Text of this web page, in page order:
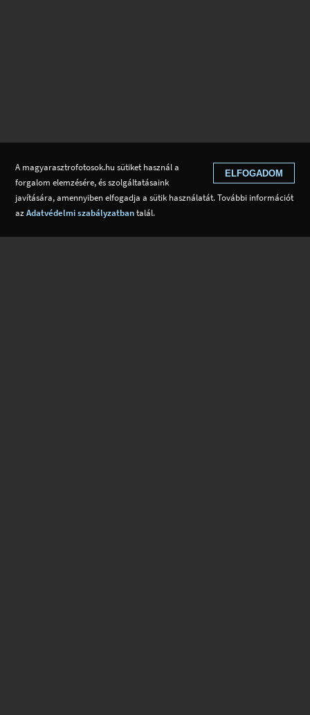
ELFOGADOM
A magyarasztrofotosok.hu sütiket használ a
forgalom elemzésére, és szolgáltatásaink
javítására, amennyiben elfogadja a sütik használatát. További információt
azAdatvédelmi szabályzatbantalál.